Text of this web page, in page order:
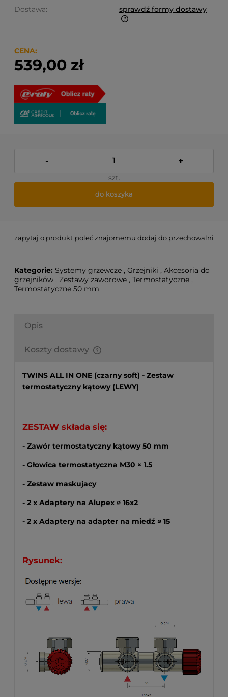
Dostawa:
sprawdź formy dostawy
produktów które się w nim znajdują.
CENA:
539,00 zł
- +
szt.
do koszyka
zapytaj o produkt poleć znajomemu dodaj do przechowalni
Kategorie: Systemy grzewcze , Grzejniki , Akcesoria do
grzejników , Zestawy zaworowe , Termostatyczne ,
Termostatyczne 50 mm
Opis
Koszty dostawy
produktów które się w nim znajdują.
TWINS ALL IN ONE (czarny soft) - Zestaw
termostatyczny kątowy (LEWY)
ZESTAW składa się:
- Zawór termostatyczny kątowy 50 mm
- Głowica termostatyczna M30 × 1.5
- Zestaw maskujacy
- 2 x Adaptery na Alupex ∅ 16x2
- 2 x Adaptery na adapter na miedź ∅ 15
Rysunek: